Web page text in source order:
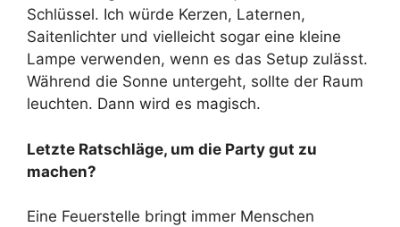
Schlüssel. Ich würde Kerzen, Laternen,
Saitenlichter und vielleicht sogar eine kleine
Lampe verwenden, wenn es das Setup zulässt.
Während die Sonne untergeht, sollte der Raum
leuchten. Dann wird es magisch.
Letzte Ratschläge, um die Party gut zu
machen?
Eine Feuerstelle bringt immer Menschen